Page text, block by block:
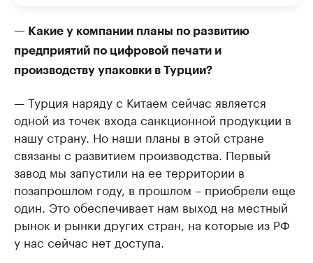
— Какие у компании планы по развитию
предприятий по цифровой печати и
производству упаковки в Турции?
— Турция наряду с Китаем сейчас является
одной из точек входа санкционной продукции в
нашу страну. Но наши планы в этой стране
связаны с развитием производства. Первый
завод мы запустили на ее территории в
позапрошлом году, в прошлом – приобрели еще
один. Это обеспечивает нам выход на местный
рынок и рынки других стран, на которые из РФ
у нас сейчас нет доступа.